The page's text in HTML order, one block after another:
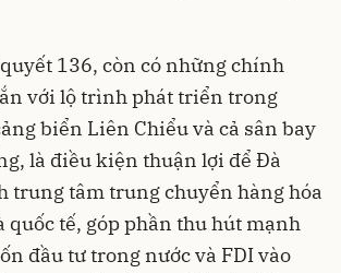
136, còn có những chính
với lộ trình phát triển trong
biển Liên Chiểu và cả sân bay
là điều kiện thuận lợi để Đà
trung tâm trung chuyển hàng hóa
quốc tế, góp phần thu hút mạnh
đầu tư trong nước và FDI vào